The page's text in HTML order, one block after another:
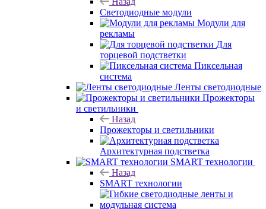
Светодиодные модули
Модули для
рекламы
Для
торцевой подстветки
Пиксельная
система
Ленты светодиодные
Прожекторы
и светильники
Назад
Прожекторы и светильники
Архитектурная подстветка
SMART технологии
Назад
SMART технологии